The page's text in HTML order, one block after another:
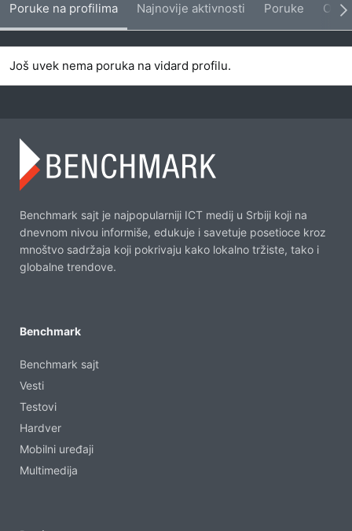
Poruke na profilima Najnovije aktivnosti Poruke O
Još uvek nema poruka na vidard profilu.
Benchmark sajt je najpopularniji ICT medij u Srbiji koji na
dnevnom nivou informiše, edukuje i savetuje posetioce kroz
mnoštvo sadržaja koji pokrivaju kako lokalno tržiste, tako i
globalne trendove.
Benchmark
Benchmark sajt
Vesti
Testovi
Hardver
Mobilni uređaji
Multimedija